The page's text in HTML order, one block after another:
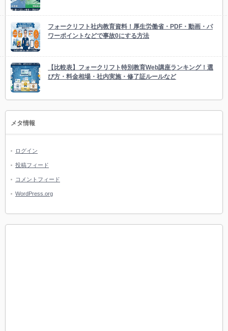
フォークリフト社内教育資料！厚生労働省・PDF・動画・パ
ワーポイントなどで事故0にする方法
【比較表】フォークリフト特別教育Web講座ランキング！選
び方・料金相場・社内実施・修了証ルールなど
メタ情報
ログイン
投稿フィード
コメントフィード
WordPress.org